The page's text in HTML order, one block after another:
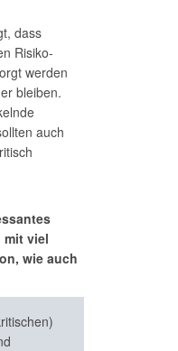
dass
Risiko-
werden
bleiben.
auch
mit viel
wie auch